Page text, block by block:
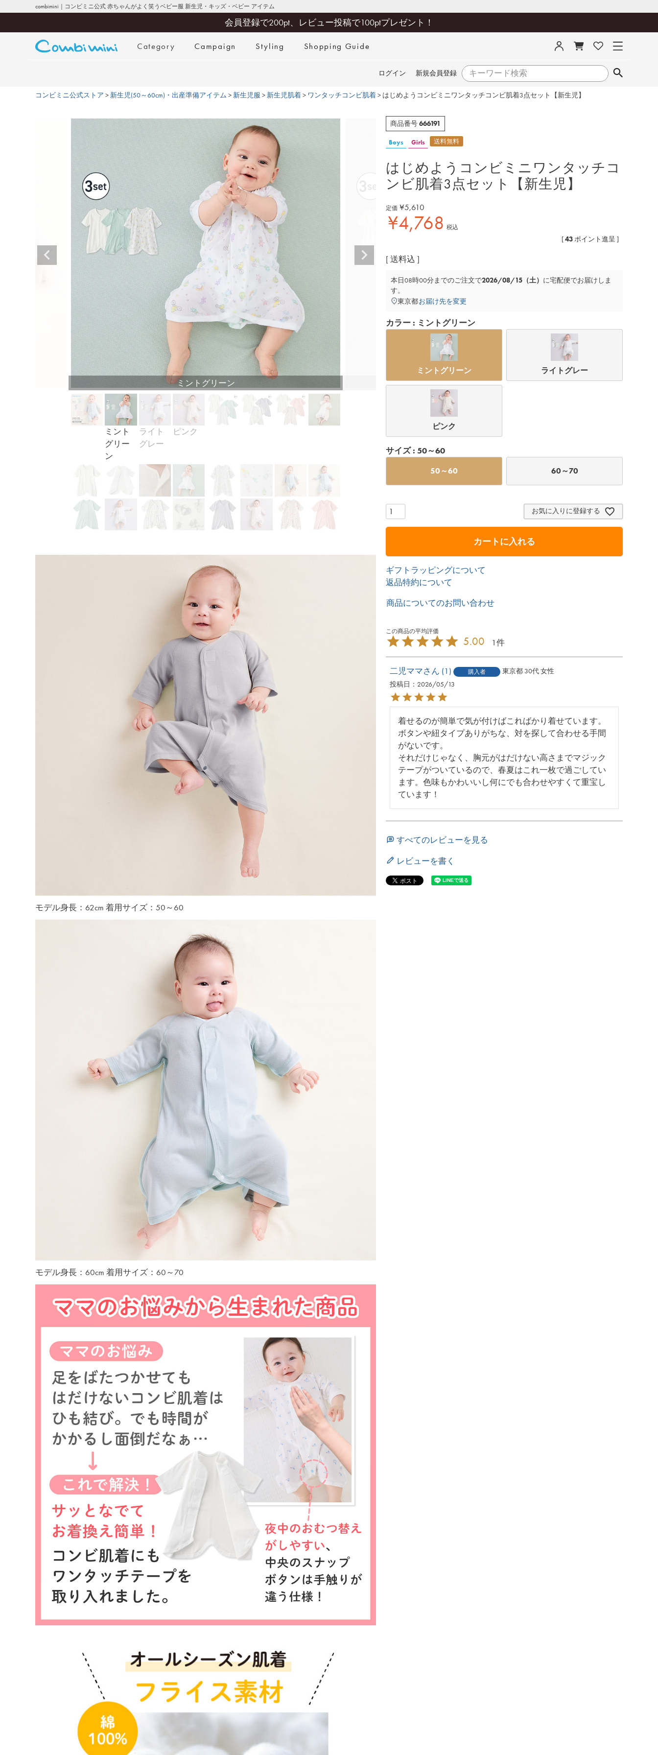
combimini｜コンビミニ公式 赤ちゃんがよく笑うベビー服 新生児・キッズ・ベビー アイテム
会員登録で200pt、レビュー投稿で100ptプレゼント！
Category Campaign Styling Shopping Guide
ログイン 新規会員登録
検索
コンビミニ公式ストア 新生児(50～60cm)・出産準備アイテム 新生児服 新生児肌着 ワンタッチコンビ肌着 はじめようコンビミニワンタッチコンビ肌着3点セット【新生児】
ミントグリーン ライトグレー
ミント
グリー
ン
ライト
グレー
ピンク
モデル身長：62cm 着用サイズ：50～60
モデル身長：60cm 着用サイズ：60～70
商品番号666191
Boys Girls 送料無料
はじめようコンビミニワンタッチコ
ンビ肌着3点セット【新生児】
定価 ¥5,610
¥4,768 税込
[43ポイント進呈 ]
送料込
本日08時00分までのご注文で2026/08/15（土） に宅配便でお届けしま
す。
東京都お届け先を変更
カラー ミントグリーン
ミントグリーン ライトグレー
ピンク
サイズ 50～60
50～60 60～70
お気に入りに登録する
カートに入れる
ギフトラッピングについて
返品特約について
商品についてのお問い合わせ
5.00 1
二児ママ 1 購入者 東京都 30代女性
投稿日
2026/05/13
着せるのが簡単で気が付けばこればかり着せています。
ボタンや紐タイプありがちな、対を探して合わせる手間
がないです。
それだけじゃなく、胸元がはだけない高さまでマジック
テープがついているので、春夏はこれ一枚で過ごしてい
ます。色味もかわいいし何にでも合わせやすくて重宝し
ています！
すべてのレビューを見る
レビューを書く